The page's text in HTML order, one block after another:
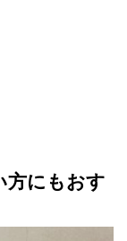
方にもおす